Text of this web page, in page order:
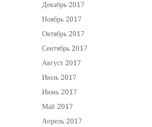
Декабрь 2017
Ноябрь 2017
Октябрь 2017
Сентябрь 2017
Август 2017
Июль 2017
Июнь 2017
Май 2017
Апрель 2017